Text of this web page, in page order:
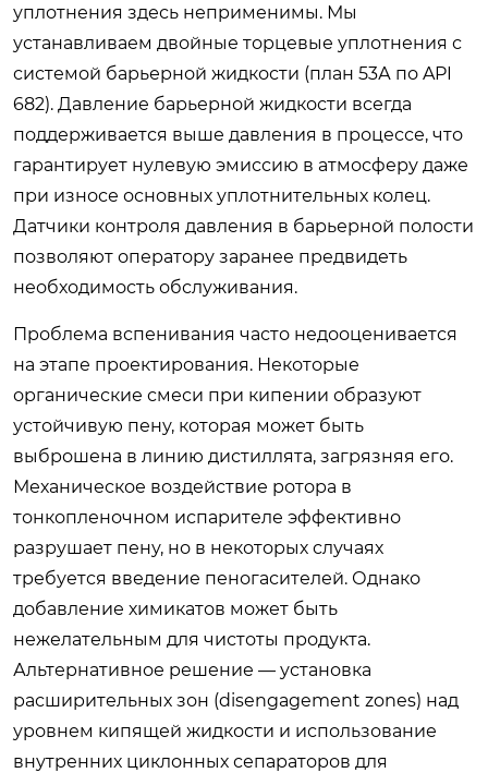
уплотнения здесь неприменимы. Мы
устанавливаем двойные торцевые уплотнения с
системой барьерной жидкости (план 53А по API
682). Давление барьерной жидкости всегда
поддерживается выше давления в процессе, что
гарантирует нулевую эмиссию в атмосферу даже
при износе основных уплотнительных колец.
Датчики контроля давления в барьерной полости
позволяют оператору заранее предвидеть
необходимость обслуживания.
Проблема вспенивания часто недооценивается
на этапе проектирования. Некоторые
органические смеси при кипении образуют
устойчивую пену, которая может быть
выброшена в линию дистиллята, загрязняя его.
Механическое воздействие ротора в
тонкопленочном испарителе эффективно
разрушает пену, но в некоторых случаях
требуется введение пеногасителей. Однако
добавление химикатов может быть
нежелательным для чистоты продукта.
Альтернативное решение — установка
расширительных зон (disengagement zones) над
уровнем кипящей жидкости и использование
внутренних циклонных сепараторов для